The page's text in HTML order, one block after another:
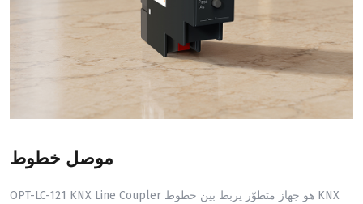
موصل خطوط
OPT-LC-121 KNX Line Coupler هو جهاز متطوّر يربط بين خطوط KNX